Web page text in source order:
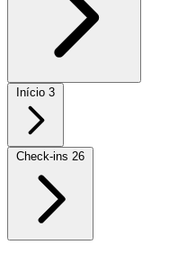
Início 3
Check-ins 26